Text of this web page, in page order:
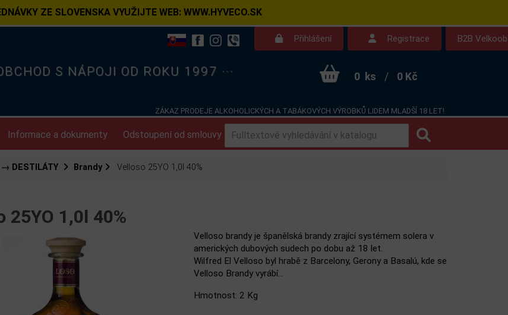
ZE SLOVENSKA VYUŽIJTE WEB: WWW.HYVECO.SK
Přihlášení Registrace B2B
S NÁPOJI OD ROKU 1997 ··· 0 ks / 0 Kč
ZÁKAZ PRODEJE ALKOHOLICKÝCH A TABÁKOVÝCH VÝROBKŮ LIDEM MLADŠÍ 18 LET!
Informace a dokumenty Odstoupení od smlouvy Kontakt Dotazy
→ DESTILÁTY Brandy Velloso 25YO 1,0l 40%
25YO 1,0l 40%
Velloso brandy je španělská brandy zrající systémem solera v
amerických dubových sudech po dobu až 18 let.
Wilfred El Velloso byl hrabě z Barcelony, Gerony a Basalú, kde se
Velloso Brandy vyrábí...
Hmotnost: 2 Kg